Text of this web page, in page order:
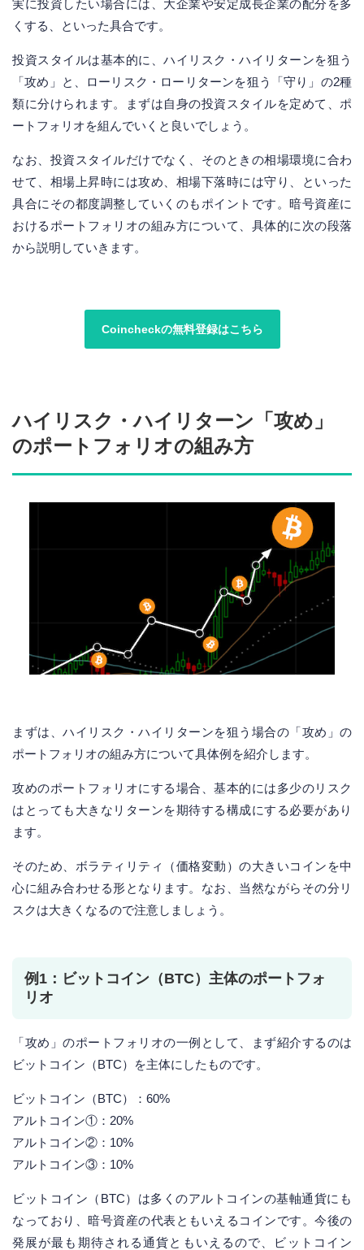
実に投資したい場合には、大企業や安定成長企業の配分を多
くする、といった具合です。
投資スタイルは基本的に、ハイリスク・ハイリターンを狙う
「攻め」と、ローリスク・ローリターンを狙う「守り」の2種
類に分けられます。まずは自身の投資スタイルを定めて、ポ
ートフォリオを組んでいくと良いでしょう。
なお、投資スタイルだけでなく、そのときの相場環境に合わ
せて、相場上昇時には攻め、相場下落時には守り、といった
具合にその都度調整していくのもポイントです。暗号資産に
おけるポートフォリオの組み方について、具体的に次の段落
から説明していきます。
Coincheckの無料登録はこちら
ハイリスク・ハイリターン「攻め」
のポートフォリオの組み方
まずは、ハイリスク・ハイリターンを狙う場合の「攻め」の
ポートフォリオの組み方について具体例を紹介します。
攻めのポートフォリオにする場合、基本的には多少のリスク
はとっても大きなリターンを期待する構成にする必要があり
ます。
そのため、ボラティリティ（価格変動）の大きいコインを中
心に組み合わせる形となります。なお、当然ながらその分リ
スクは大きくなるので注意しましょう。
例1：ビットコイン（BTC）主体のポートフォ
リオ
「攻め」のポートフォリオの一例として、まず紹介するのは
ビットコイン（BTC）を主体にしたものです。
ビットコイン（BTC）：60%
アルトコイン①：20%
アルトコイン②：10%
アルトコイン③：10%
ビットコイン（BTC）は多くのアルトコインの基軸通貨にも
なっており、暗号資産の代表ともいえるコインです。今後の
発展が最も期待される通貨ともいえるので、ビットコイン